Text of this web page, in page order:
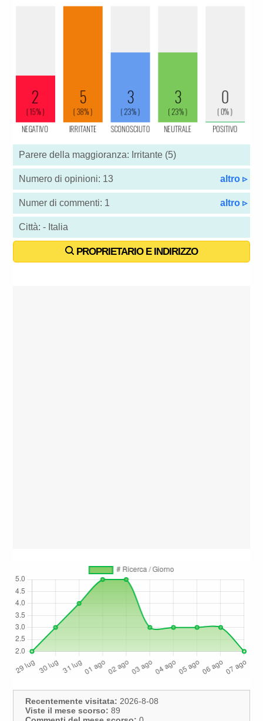
Parere della maggioranza: Irritante (5)
Numero di opinioni: 13 altro ▹
Numer di commenti: 1 altro ▹
Città: - Italia
PROPRIETARIO E INDIRIZZO
Recentemente visitata: 2026-8-08
Viste il mese scorso: 89